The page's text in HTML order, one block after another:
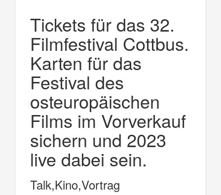
Tickets für das 32.
Filmfestival Cottbus.
Karten für das
Festival des
osteuropäischen
Films im Vorverkauf
sichern und 2023
live dabei sein.
Talk,Kino,Vortrag